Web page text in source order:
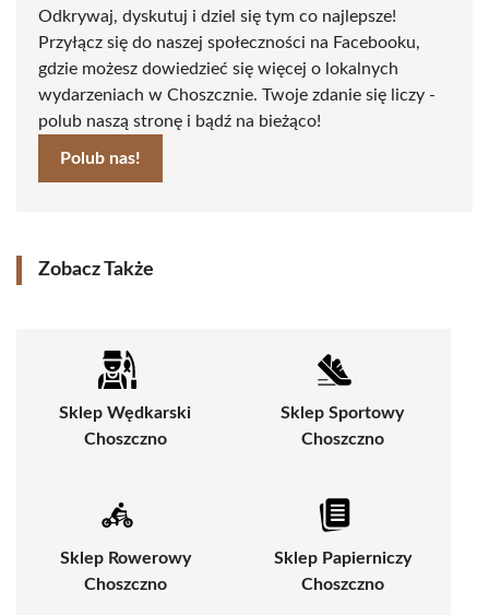
Odkrywaj, dyskutuj i dziel się tym co najlepsze!
Przyłącz się do naszej społeczności na Facebooku,
gdzie możesz dowiedzieć się więcej o lokalnych
wydarzeniach w Choszcznie. Twoje zdanie się liczy -
polub naszą stronę i bądź na bieżąco!
Polub nas!
Zobacz Także
Sklep Wędkarski
Choszczno
Sklep Sportowy
Choszczno
Sklep Rowerowy
Choszczno
Sklep Papierniczy
Choszczno